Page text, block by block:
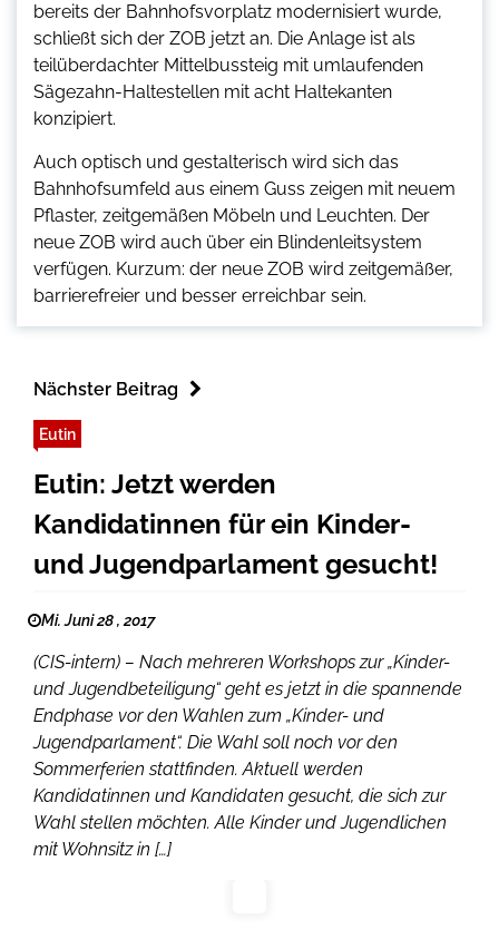
bereits der Bahnhofsvorplatz modernisiert wurde,
schließt sich der ZOB jetzt an. Die Anlage ist als
teilüberdachter Mittelbussteig mit umlaufenden
Sägezahn-Haltestellen mit acht Haltekanten
konzipiert.
Auch optisch und gestalterisch wird sich das
Bahnhofsumfeld aus einem Guss zeigen mit neuem
Pflaster, zeitgemäßen Möbeln und Leuchten. Der
neue ZOB wird auch über ein Blindenleitsystem
verfügen. Kurzum: der neue ZOB wird zeitgemäßer,
barrierefreier und besser erreichbar sein.
Nächster Beitrag
Eutin
Eutin: Jetzt werden
Kandidatinnen für ein Kinder-
und Jugendparlament gesucht!
Mi. Juni 28 , 2017
(CIS-intern) – Nach mehreren Workshops zur „Kinder-
und Jugendbeteiligung“ geht es jetzt in die spannende
Endphase vor den Wahlen zum „Kinder- und
Jugendparlament“. Die Wahl soll noch vor den
Sommerferien stattfinden. Aktuell werden
Kandidatinnen und Kandidaten gesucht, die sich zur
Wahl stellen möchten. Alle Kinder und Jugendlichen
mit Wohnsitz in […]